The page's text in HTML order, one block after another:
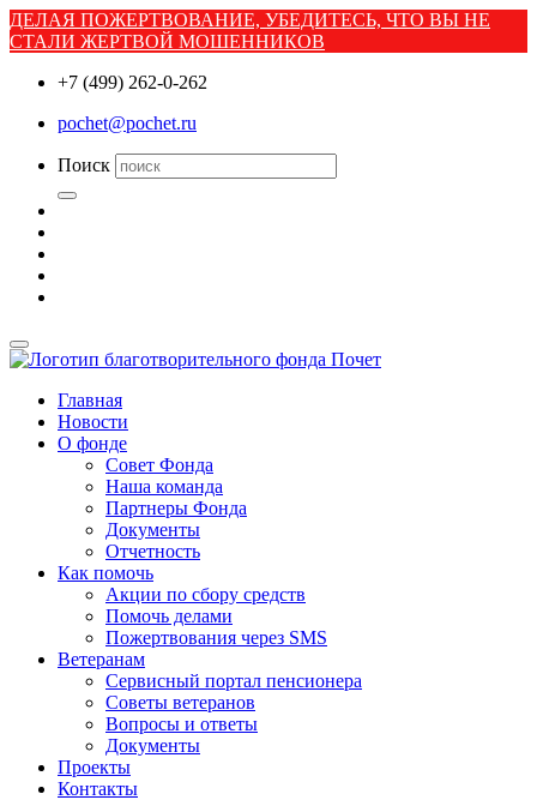
ДЕЛАЯ ПОЖЕРТВОВАНИЕ, УБЕДИТЕСЬ, ЧТО ВЫ НЕ
СТАЛИ ЖЕРТВОЙ МОШЕННИКОВ
+7 (499) 262-0-262
pochet@pochet.ru
Поиск
Главная
Новости
О фонде
Совет Фонда
Наша команда
Партнеры Фонда
Документы
Отчетность
Как помочь
Акции по сбору средств
Помочь делами
Пожертвования через SMS
Ветеранам
Сервисный портал пенсионера
Советы ветеранов
Вопросы и ответы
Документы
Проекты
Контакты